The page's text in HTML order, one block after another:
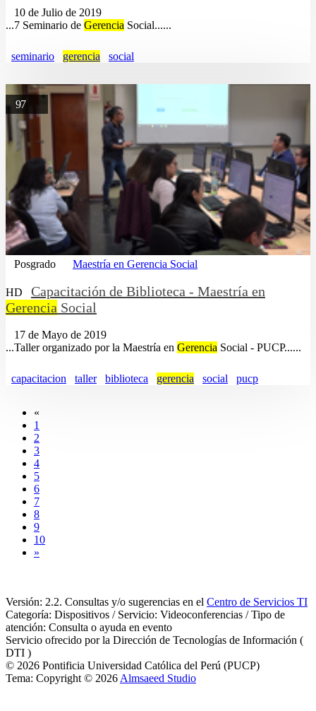
10 de Julio de 2019
...7 Seminario de Gerencia Social......
seminario gerencia social
97
Posgrado Maestría en Gerencia Social
HD
Capacitación de Biblioteca - Maestría en
Gerencia Social
17 de Mayo de 2019
...Taller organizado por la Maestría en Gerencia Social - PUCP......
capacitacion taller biblioteca gerencia social pucp
«
1
2
3
4
5
6
7
8
9
10
»
Versión: 2.2. Consultas y/o sugerencias en el Centro de Servicios TI
Categoría: Dispositivos / Servicio: Videoconferencias / Tipo de
atención: Consulta o ayuda en evento
Servicio ofrecido por la Dirección de Tecnologías de Información (
DTI )
© 2026 Pontificia Universidad Católica del Perú (PUCP)
Tema: Copyright © 2026 Almsaeed Studio